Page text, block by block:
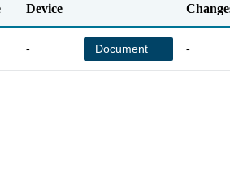
Device
- Document -